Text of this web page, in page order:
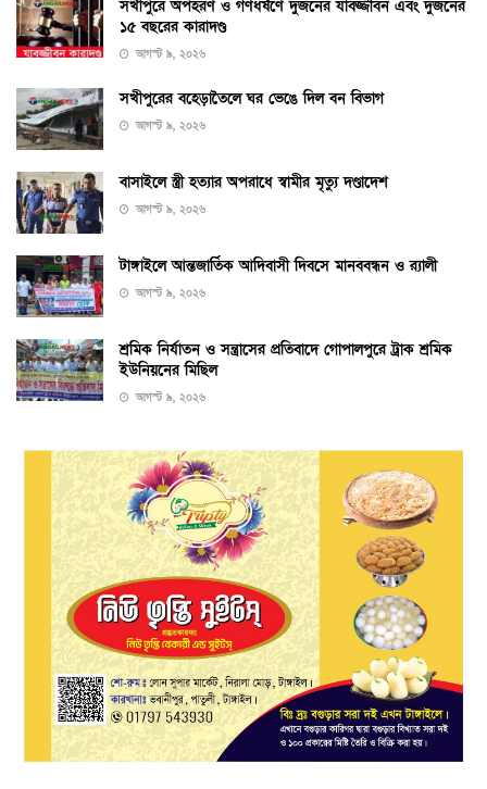
সখীপুরে অপহরণ ও গণধর্ষণে দুজনের যাবজ্জীবন এবং দুজনের
১৫ বছরের কারাদণ্ড
আগস্ট ৯, ২০২৬
সখীপুরের বহেড়াতৈলে ঘর ভেঙে দিল বন বিভাগ
আগস্ট ৯, ২০২৬
বাসাইলে স্ত্রী হত্যার অপরাধে স্বামীর মৃত্যু দণ্ডাদেশ
আগস্ট ৯, ২০২৬
টাঙ্গাইলে আন্তজার্তিক আদিবাসী দিবসে মানববন্ধন ও র‌্যালী
আগস্ট ৯, ২০২৬
শ্রমিক নির্যাতন ও সন্ত্রাসের প্রতিবাদে গোপালপুরে ট্রাক শ্রমিক
ইউনিয়নের মিছিল
আগস্ট ৯, ২০২৬